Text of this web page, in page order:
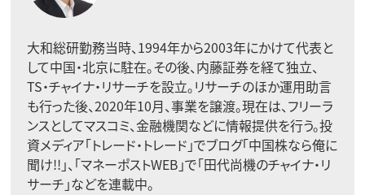
大和総研勤務当時、1994年から2003年にかけて代表と
して中国・北京に駐在。その後、内藤証券を経て独立、
TS・チャイナ・リサーチを設立。リサーチのほか運用助言
も行った後、2020年10月、事業を譲渡。現在は、フリーラ
ンスとしてマスコミ、金融機関などに情報提供を行う。投
資メディア「トレード・トレード」でブログ「中国株なら俺に
聞け!!」、「マネーポストWEB」で「田代尚機のチャイナ・リ
サーチ」などを連載中。